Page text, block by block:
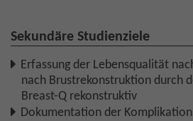
Sekundäre Studienziele
Erfassung der Lebensqualität
nach Brustrekonstruktion durch
Breast-Q rekonstruktiv
Dokumentation der